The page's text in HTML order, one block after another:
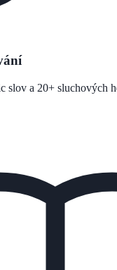
slov a 20+ sluchových